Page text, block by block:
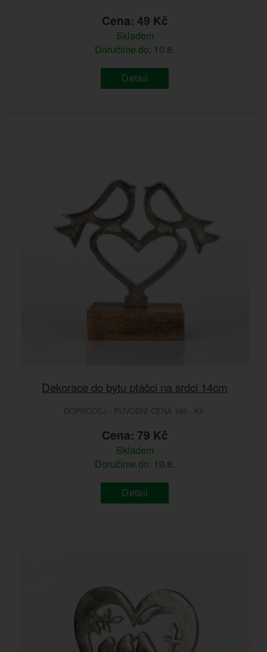
Cena: 49 Kč
Skladem
Doručíme do: 10.8.
Detail
Dekorace do bytu ptáčci na srdci 14cm
DOPRODEJ - PŮVODNÍ CENA 169.- Kč
Cena: 79 Kč
Skladem
Doručíme do: 10.8.
Detail